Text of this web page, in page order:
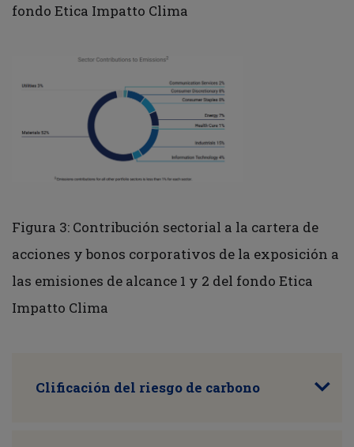
fondo Etica Impatto Clima
Figura 3: Contribución sectorial a la cartera de
acciones y bonos corporativos de la exposición a
las emisiones de alcance 1 y 2 del fondo Etica
Impatto Clima
Clificación del riesgo de carbono